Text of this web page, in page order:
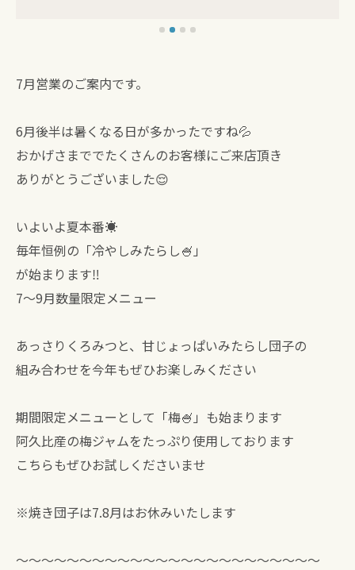
7月営業のご案内です。
6月後半は暑くなる日が多かったですね💦
おかげさまででたくさんのお客様にご来店頂き
ありがとうございました😌
いよいよ夏本番☀️
毎年恒例の「冷やしみたらし🍧」
が始まります‼︎
7〜9月数量限定メニュー
あっさりくろみつと、甘じょっぱいみたらし団子の
組み合わせを今年もぜひお楽しみください
期間限定メニューとして「梅🍧」も始まります
阿久比産の梅ジャムをたっぷり使用しております
こちらもぜひお試しくださいませ
※焼き団子は7.8月はお休みいたします
⁡〜〜〜〜〜〜〜〜〜〜〜〜〜〜〜〜〜〜〜〜〜〜〜〜